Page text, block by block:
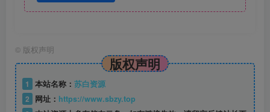
© 版权声明
版权声明
1 本站名称： 苏白资源
2
网址： https://www.sbzy.top